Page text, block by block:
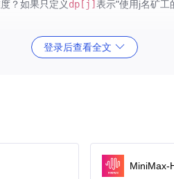
？如果只定义dp[j]表示"使用j名矿工
登录后查看全文
MiniMax-